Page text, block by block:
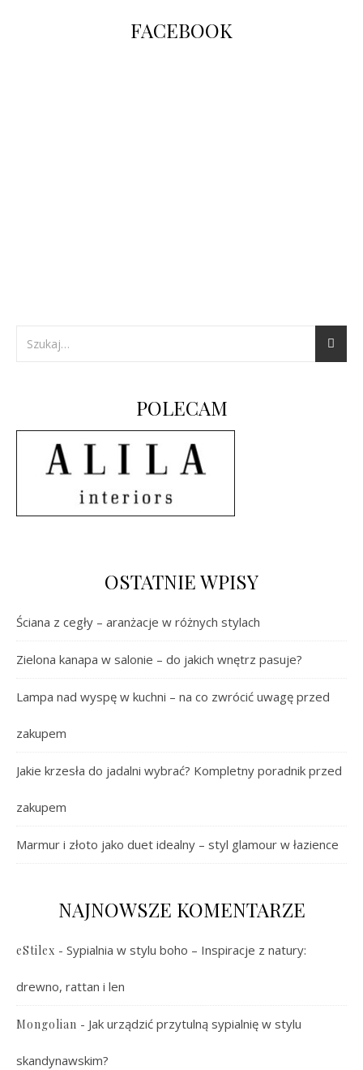
FACEBOOK
POLECAM
OSTATNIE WPISY
Ściana z cegły – aranżacje w różnych stylach
Zielona kanapa w salonie – do jakich wnętrz pasuje?
Lampa nad wyspę w kuchni – na co zwrócić uwagę przed
zakupem
Jakie krzesła do jadalni wybrać? Kompletny poradnik przed
zakupem
Marmur i złoto jako duet idealny – styl glamour w łazience
NAJNOWSZE KOMENTARZE
eStilex - Sypialnia w stylu boho – Inspiracje z natury:
drewno, rattan i len
Mongolian - Jak urządzić przytulną sypialnię w stylu
skandynawskim?